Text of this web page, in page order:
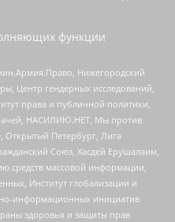
функции
Нижегородский
Центр гендерных исследований,
права и публичной политики,
НАСИЛИЮ.НЕТ, Мы против
Открытый Петербург, Лига
Союз, Хасдей Ерушалаим,
средств массовой информации,
Институт глобализации и
информационных инициатив
здоровья и защиты прав